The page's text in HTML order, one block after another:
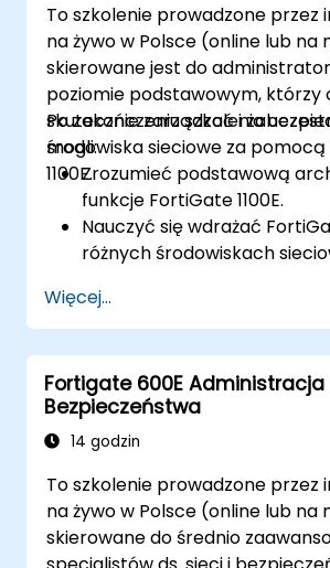
To szkolenie prowadzone przez
na żywo w Polsce (online lub na
skierowane jest do
poziomie podstawowym, którzy
skutecznie zarządzać i
środowiska sieciowe za
1100E.
Po zakończeniu szkolenia
mogli:
Zrozumieć podstawową
funkcje FortiGate 1100E.
Nauczyć się wdrażać
różnych środowiskach
podstawowej konfiguracji i
Zrozumieć zasady
VPN.
Nauczyć się monitorować i
FortiGate 1100E.
Więcej...
Fortigate 600E
Bezpieczeństwa
14 godzin
To szkolenie prowadzone przez
na żywo w Polsce (online lub na
skierowane do średnio